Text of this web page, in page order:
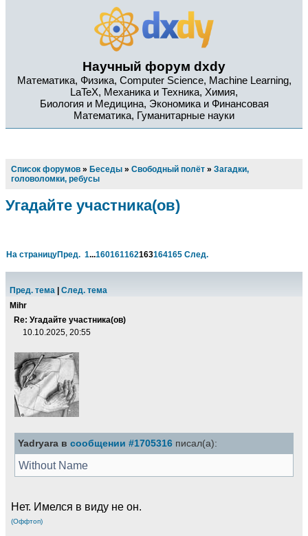
Научный форум dxdy
Математика, Физика, Computer Science, Machine Learning,
LaTeX, Механика и Техника, Химия,
Биология и Медицина, Экономика и Финансовая
Математика, Гуманитарные науки
Список форумов » Беседы » Свободный полёт » Загадки,
головоломки, ребусы
Угадайте участника(ов)
На страницуПред. 1...160161162163164165 След.
Пред. тема
След. тема
Mihr
Re: Угадайте участника(ов)
10.10.2025, 20:55
Yadryara в сообщении #1705316 писал(а):
Without Name
Нет. Имелся в виду не он.
(Оффтоп)